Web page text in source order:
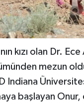
kızı olan Dr.
mezun
Indiana
başlayan